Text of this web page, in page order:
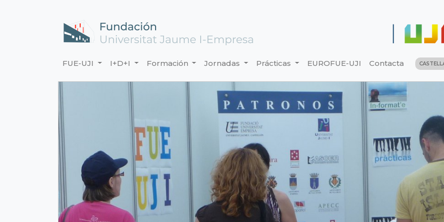
FUE-UJI I+D+I Formación Jornadas Prácticas EUROFUE-UJI Contacta